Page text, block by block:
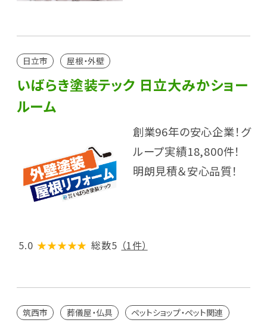
日立市 屋根・外壁
いばらき塗装テック 日立大みかショー
ルーム
創業96年の安心企業！グ
ループ実績18,800件！
明朗見積＆安心品質！
5.0 ★★★★★ 総数5 （1件）
筑西市 葬儀屋・仏具 ペットショップ・ペット関連